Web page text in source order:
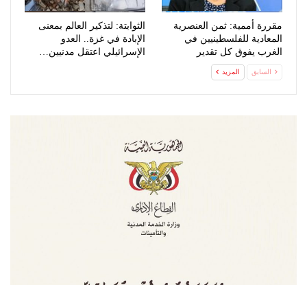
مقررة أممية: ثمن العنصرية
المعادية للفلسطينيين في
الغرب يفوق كل تقدير
الثوابتة: لتذكير العالم بمعنى
الإبادة في غزة.. العدو
الإسرائيلي اعتقل مدنيين…
السابق المزيد